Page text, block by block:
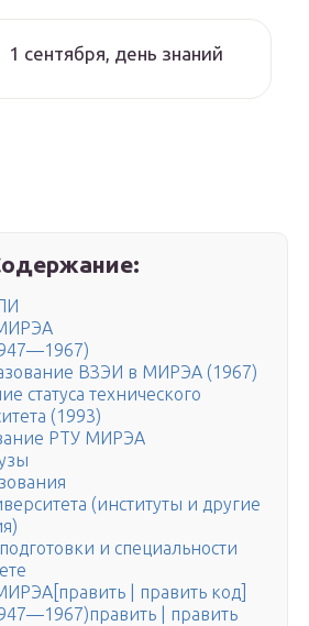
ВЗЭИ в МИРЭА (1967)
статуса технического
(1993)
РТУ МИРЭА
(институты и другие
и специальности
| править код]
| править
1 сентября, день знаний